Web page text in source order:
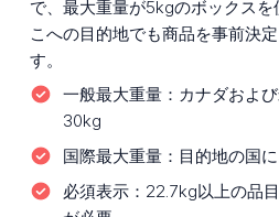
で、最大重量が5kgのボックス
こへの目的地でも商品を事前決
す。
一般最大重量： カナダおよ
30kg
国際最大重量： 目的地の国
必須表示： 22.7kg以上の品